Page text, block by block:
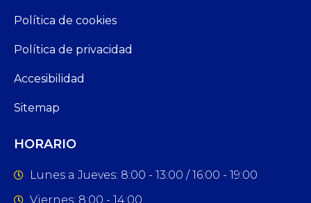
Política de cookies
Política de privacidad
Accesibilidad
Sitemap
HORARIO
Lunes a Jueves: 8:00 - 13:00 / 16:00 - 19:00
Viernes: 8:00 - 14:00